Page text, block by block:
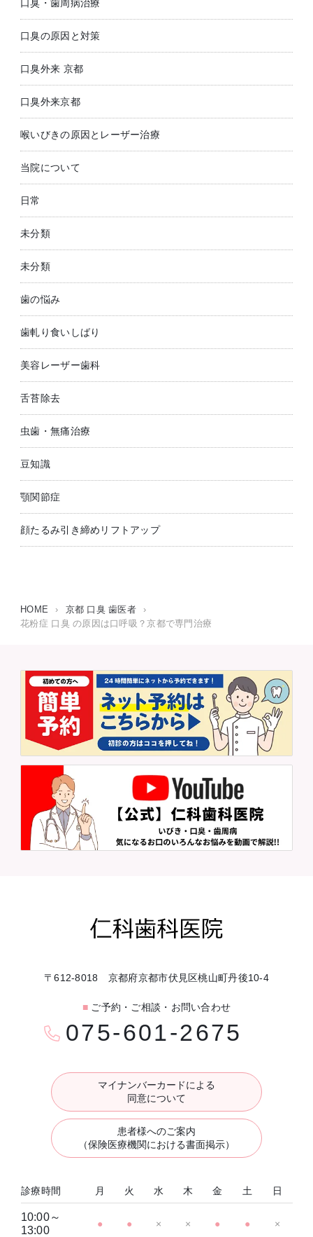
口臭・歯周病治療
口臭の原因と対策
口臭外来 京都
口臭外来京都
喉いびきの原因とレーザー治療
当院について
日常
未分類
未分類
歯の悩み
歯軋り食いしばり
美容レーザー歯科
舌苔除去
虫歯・無痛治療
豆知識
顎関節症
顔たるみ引き締めリフトアップ
HOME › 京都 口臭 歯医者
›
花粉症 口臭 の原因は口呼吸？京都で専門治療
〒612-8018 京都府京都市伏見区桃山町丹後10-4
■ ご予約・ご相談・お問い合わせ
075-601-2675
マイナンバーカードによる
同意について
患者様へのご案内
（保険医療機関における書面掲示）
診療時間 月 火 水 木 金 土 日
10:00～
13:00
● ● × × ● ● ×